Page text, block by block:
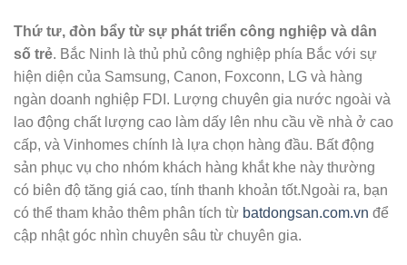
Thứ tư, đòn bẩy từ sự phát triển công nghiệp và dân
số trẻ. Bắc Ninh là thủ phủ công nghiệp phía Bắc với sự
hiện diện của Samsung, Canon, Foxconn, LG và hàng
ngàn doanh nghiệp FDI. Lượng chuyên gia nước ngoài và
lao động chất lượng cao làm dấy lên nhu cầu về nhà ở cao
cấp, và Vinhomes chính là lựa chọn hàng đầu. Bất động
sản phục vụ cho nhóm khách hàng khắt khe này thường
có biên độ tăng giá cao, tính thanh khoản tốt.Ngoài ra, bạn
có thể tham khảo thêm phân tích từ batdongsan.com.vn để
cập nhật góc nhìn chuyên sâu từ chuyên gia.